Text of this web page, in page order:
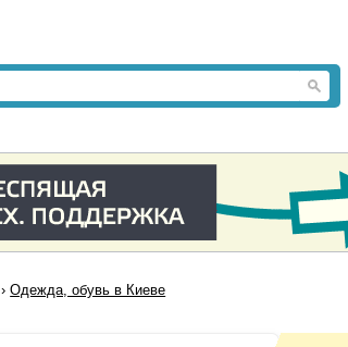
›Одежда, обувь в Киеве